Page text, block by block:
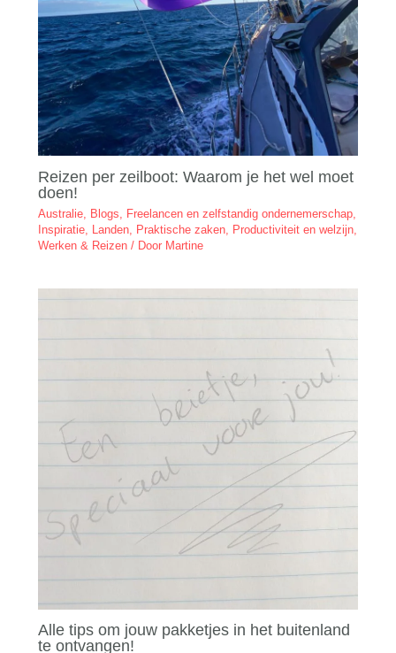
Reizen per zeilboot: Waarom je het wel moet
doen!
Australie, Blogs Freelancen en zelfstandig ondernemerschap,
Inspiratie, Landen, Praktische zaken, Productiviteit en welzijn,
Werken & Reizen/ Door Martine
Alle tips om jouw pakketjes in het buitenland
te ontvangen!